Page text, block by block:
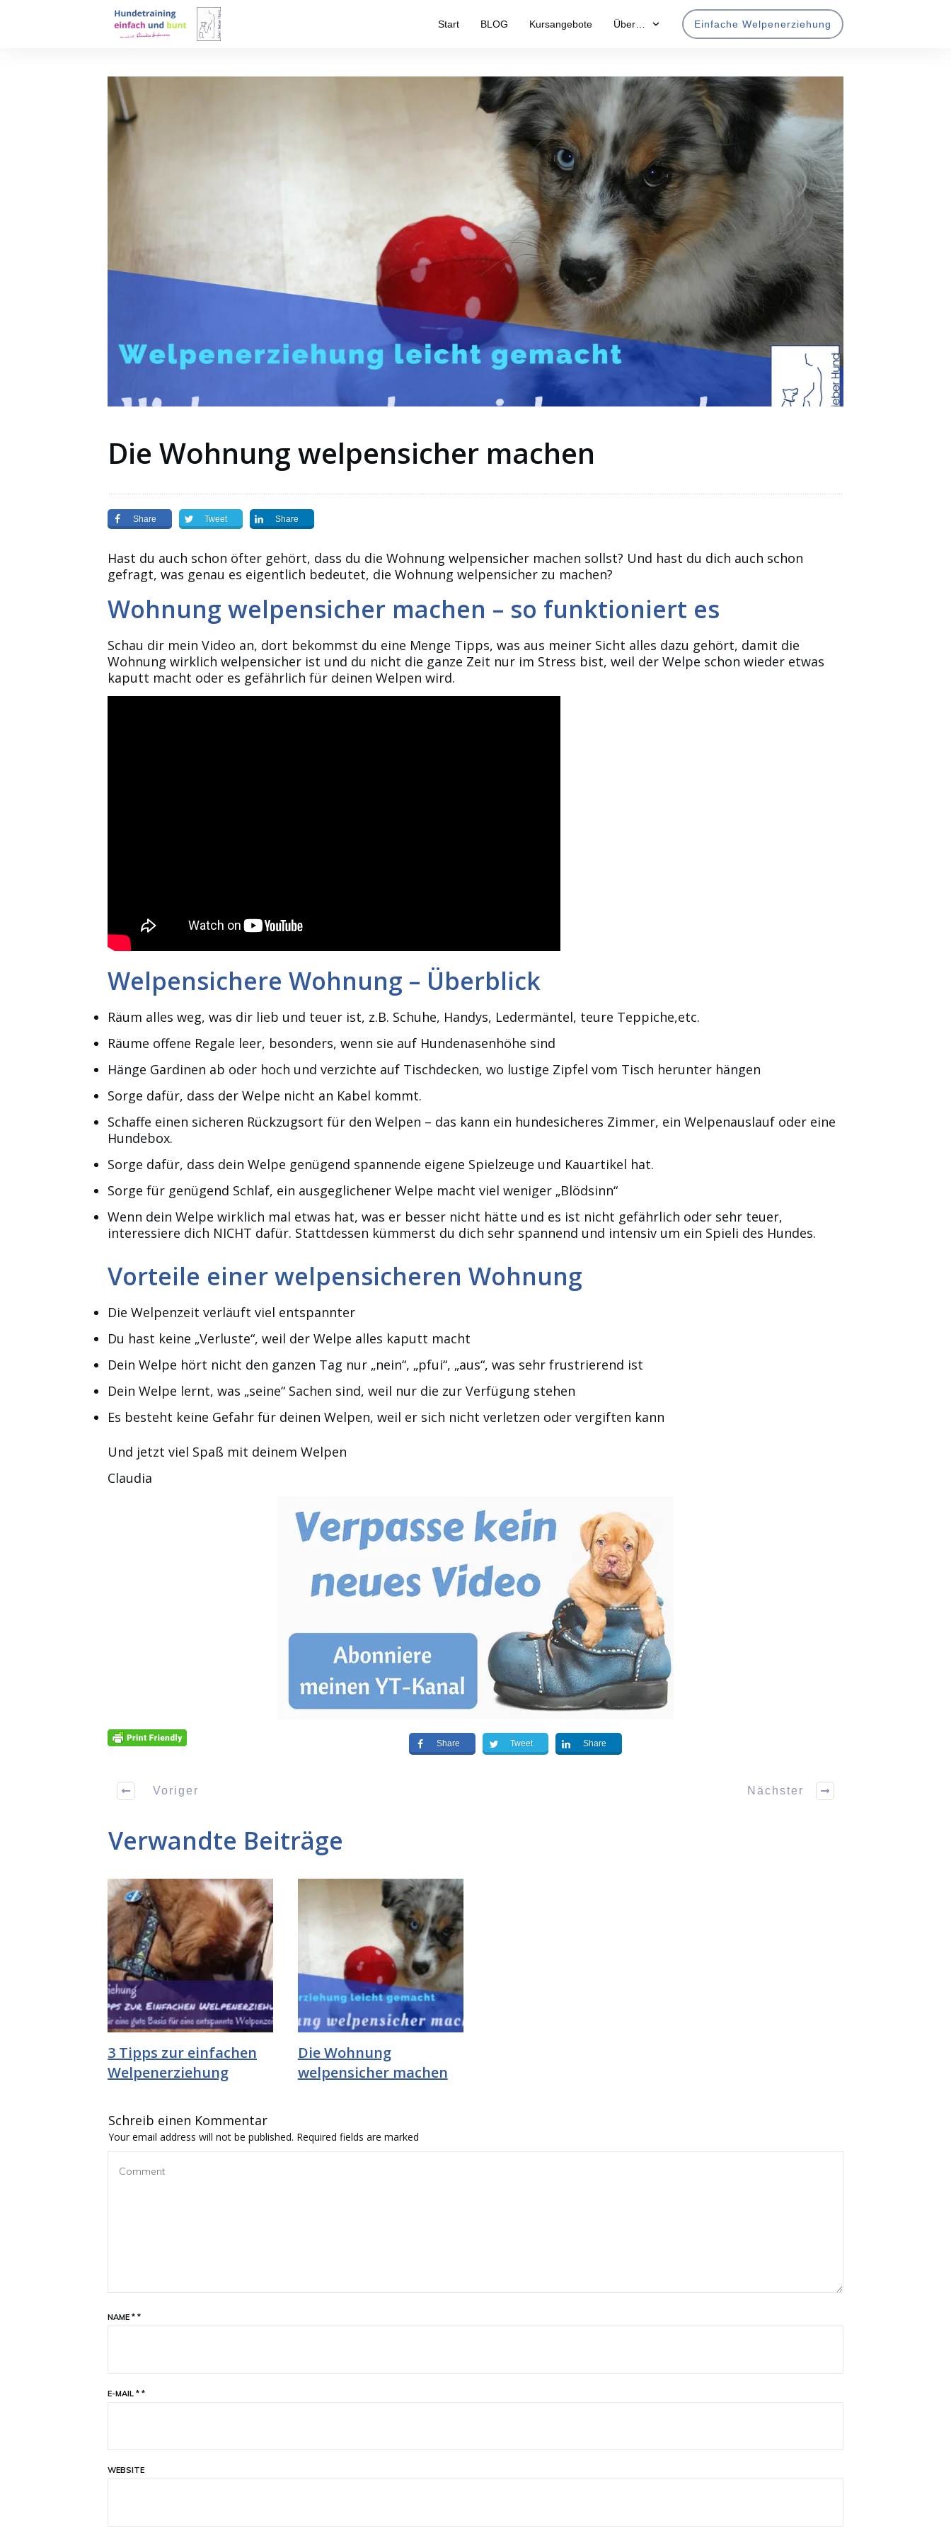
Start BLOG Kursangebote Über… Einfache Welpenerziehung
Die Wohnung welpensicher machen
Share Tweet Share
Hast du auch schon öfter gehört, dass du die Wohnung welpensicher machen sollst? Und hast du dich auch schon
gefragt, was genau es eigentlich bedeutet, die Wohnung welpensicher zu machen?
Wohnung welpensicher machen – so funktioniert es
Schau dir mein Video an, dort bekommst du eine Menge Tipps, was aus meiner Sicht alles dazu gehört, damit die
Wohnung wirklich welpensicher ist und du nicht die ganze Zeit nur im Stress bist, weil der Welpe schon wieder etwas
kaputt macht oder es gefährlich für deinen Welpen wird.
Welpensichere Wohnung – Überblick
Räum alles weg, was dir lieb und teuer ist, z.B. Schuhe, Handys, Ledermäntel, teure Teppiche,etc.
Räume offene Regale leer, besonders, wenn sie auf Hundenasenhöhe sind
Hänge Gardinen ab oder hoch und verzichte auf Tischdecken, wo lustige Zipfel vom Tisch herunter hängen
Sorge dafür, dass der Welpe nicht an Kabel kommt.
Schaffe einen sicheren Rückzugsort für den Welpen – das kann ein hundesicheres Zimmer, ein Welpenauslauf oder eine
Hundebox.
Sorge dafür, dass dein Welpe genügend spannende eigene Spielzeuge und Kauartikel hat.
Sorge für genügend Schlaf, ein ausgeglichener Welpe macht viel weniger „Blödsinn“
Wenn dein Welpe wirklich mal etwas hat, was er besser nicht hätte und es ist nicht gefährlich oder sehr teuer,
interessiere dich NICHT dafür. Stattdessen kümmerst du dich sehr spannend und intensiv um ein Spieli des Hundes.
Vorteile einer welpensicheren Wohnung
Die Welpenzeit verläuft viel entspannter
Du hast keine „Verluste“, weil der Welpe alles kaputt macht
Dein Welpe hört nicht den ganzen Tag nur „nein“, „pfui“, „aus“, was sehr frustrierend ist
Dein Welpe lernt, was „seine“ Sachen sind, weil nur die zur Verfügung stehen
Es besteht keine Gefahr für deinen Welpen, weil er sich nicht verletzen oder vergiften kann
Und jetzt viel Spaß mit deinem Welpen
Claudia
Share Tweet Share
Voriger Nächster
Verwandte Beiträge
3 Tipps zur einfachen
Welpenerziehung
Die Wohnung
welpensicher machen
Schreib einen Kommentar
Your email address will not be published. Required fields are marked
NAME * *
E-MAIL * *
WEBSITE